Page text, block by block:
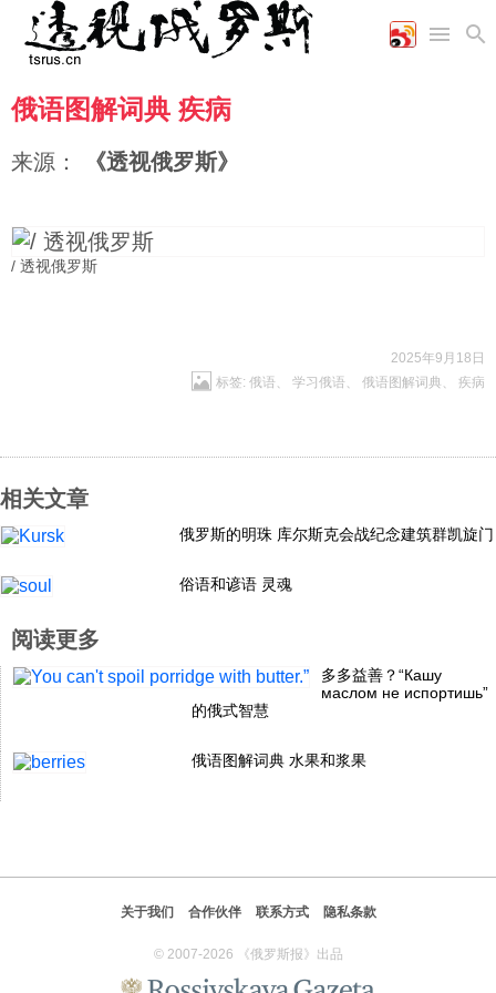
首页
国际
时政
空军
海军
经济
财经
商业
农业
科技
社会
文化
文艺
教育
旅游
图片新闻
高清图片
图表
俄语图解词典 疾病
来源： 《透视俄罗斯》
/ 透视俄罗斯
2025年9月18日
标签: 俄语、 学习俄语、 俄语图解词典 、 疾病
相关文章
俄罗斯的明珠 库尔斯克会战纪念建筑群凯旋门
俗语和谚语 灵魂
阅读更多
多多益善？“Кашу
маслом не испортишь”
的俄式智慧
俄语图解词典 水果和浆果
关于我们 合作伙伴 联系方式 隐私条款
© 2007-2026 《俄罗斯报》出品